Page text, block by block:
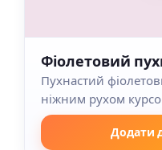
Фіолетовий
Пухнастий
ніжним рухом
Додати